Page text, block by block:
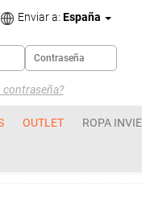
Enviar a: España
contraseña?
OUTLET ROPA